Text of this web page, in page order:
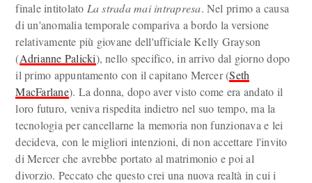
finale intitolato La strada mai intrapresa. Nel primo a causa
di un'anomalia temporale compariva a bordo la versione
relativamente più giovane dell'ufficiale Kelly Grayson
(Adrianne Palicki), nello specifico, in arrivo dal giorno dopo
il primo appuntamento con il capitano Mercer (Seth
MacFarlane). La donna, dopo aver visto come era andato il
loro futuro, veniva rispedita indietro nel suo tempo, ma la
tecnologia per cancellarne la memoria non funzionava e lei
decideva, con le migliori intenzioni, di non accettare l'invito
di Mercer che avrebbe portato al matrimonio e poi al
divorzio. Peccato che questo crei una nuova realtà in cui i